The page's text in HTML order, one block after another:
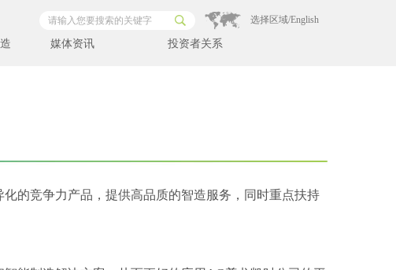
选择区域/English
媒体资讯 投资者关系
的竞争力产品，提供高品质的智造服务，同时重点扶持